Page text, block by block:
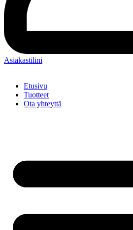
Asiakastilini
Etusivu
Tuotteet
Ota yhteyttä